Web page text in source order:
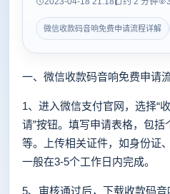
微信收款码音响免费申请流程详解
一、微信收款码音响免费申请
1、进入微信支付官网，选择“
请”按钮。填写申请表格，包
等。上传相关证件，如身份证
一般在3-5个工作日内完成。
5、审核通过后，下载收款码